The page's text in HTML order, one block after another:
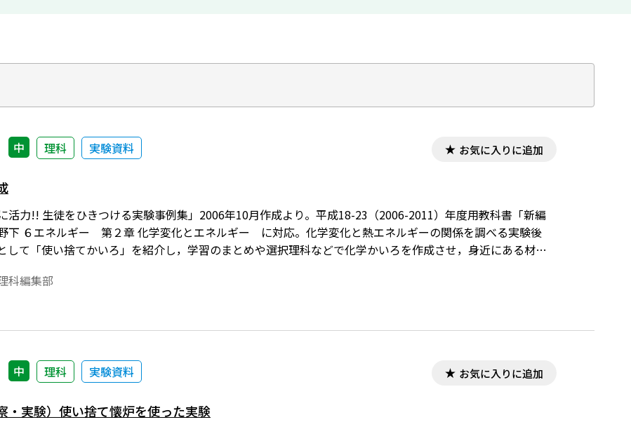
中 理科 実験資料 お気に入りに追加
活力!! 生徒をひきつける実験事例集」2006年10月作成より。平成18-23（2006-2011）年度用教科書「新編
下 ６エネルギー 第２章 化学変化とエネルギー に対応。化学変化と熱エネルギーの関係を調べる実験後
して「使い捨てかいろ」を紹介し，学習のまとめや選択理科などで化学かいろを作成させ，身近にある材料
科編集部
中 理科 実験資料 お気に入りに追加
・実験）使い捨て懐炉を使った実験